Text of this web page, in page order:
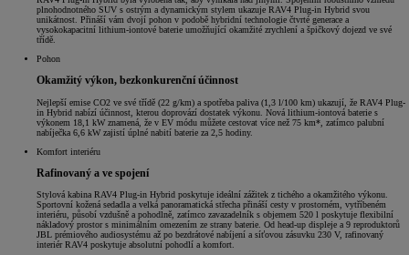
plnohodnotného SUV s ostrým a dynamickým stylem ukazuje RAV4 Plug-in Hybrid svou
unikátnost. Přináší vám dvojí pohon v podobě hybridní technologie čtvrté generace a
vysokokapacitní lithium-iontové baterie umožňující okamžité zrychlení a špičkový dojezd ve své
třídě.
Pohon
Okamžitý výkon, bezkonkurenční účinnost
Nejlepší emise CO2 ve své třídě (22 g/km) a spotřeba paliva (1,3 l/100 km) ukazují, že RAV4 Plug-
in Hybrid nabízí účinnost, kterou doprovází dostatek výkonu. Nová lithium-iontová baterie s
výkonem 18,1 kW znamená, že v EV módu můžete cestovat více než 75 km*, zatímco palubní
nabíječka 6,6 kW zajistí úplné nabití baterie za 2,5 hodiny.
Komfort interiéru
Rafinovaný a ve spojení
Stylová kabina RAV4 Plug-in Hybrid poskytuje ideální zážitek z tichého a okamžitého výkonu.
Sportovní kožená sedadla a velká panoramatická střecha přináší cesty v prostorném, vytříbeném
interiéru, působí vzdušně a pohodlně, zatímco zavazadelník s objemem 520 l poskytuje flexibilní
nákladový prostor s minimálním omezením ze strany baterie. Od head-up displeje a 9 reproduktorů
JBL prémiového audiosystému až po bezdrátové nabíjení a síťovou zásuvku 230 V, rafinovaný
interiér RAV4 poskytuje absolutní pohodlí a komfort.